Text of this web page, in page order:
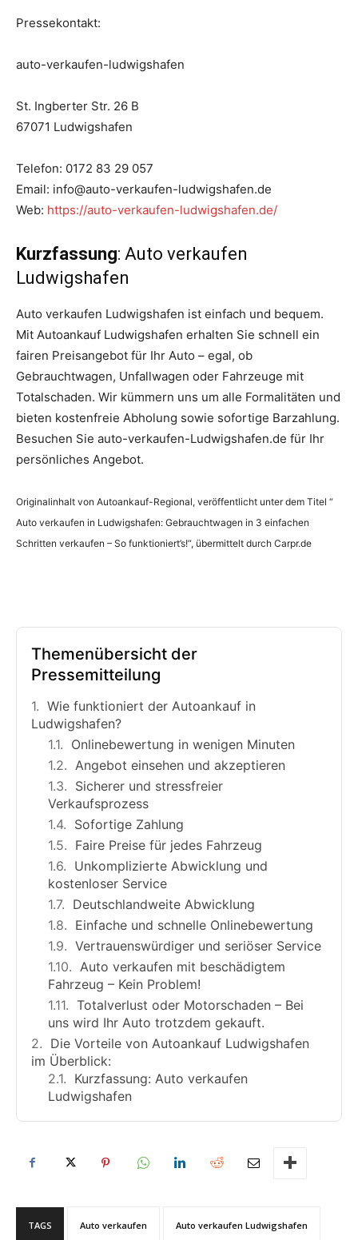
Pressekontakt:
auto-verkaufen-ludwigshafen
St. Ingberter Str. 26 B
67071 Ludwigshafen
Telefon: 0172 83 29 057
Email: info@auto-verkaufen-ludwigshafen.de
Web: https://auto-verkaufen-ludwigshafen.de/
Kurzfassung: Auto verkaufen
Ludwigshafen
Auto verkaufen Ludwigshafen ist einfach und bequem.
Mit Autoankauf Ludwigshafen erhalten Sie schnell ein
fairen Preisangebot für Ihr Auto – egal, ob
Gebrauchtwagen, Unfallwagen oder Fahrzeuge mit
Totalschaden. Wir kümmern uns um alle Formalitäten und
bieten kostenfreie Abholung sowie sofortige Barzahlung.
Besuchen Sie auto-verkaufen-Ludwigshafen.de für Ihr
persönliches Angebot.
Originalinhalt von Autoankauf-Regional, veröffentlicht unter dem Titel “
Auto verkaufen in Ludwigshafen: Gebrauchtwagen in 3 einfachen
Schritten verkaufen – So funktioniert’s!“, übermittelt durch Carpr.de
Themenübersicht der
Pressemitteilung
Wie funktioniert der Autoankauf in
Ludwigshafen?
Onlinebewertung in wenigen Minuten
Angebot einsehen und akzeptieren
Sicherer und stressfreier
Verkaufsprozess
Sofortige Zahlung
Faire Preise für jedes Fahrzeug
Unkomplizierte Abwicklung und
kostenloser Service
Deutschlandweite Abwicklung
Einfache und schnelle Onlinebewertung
Vertrauenswürdiger und seriöser Service
Auto verkaufen mit beschädigtem
Fahrzeug – Kein Problem!
Totalverlust oder Motorschaden – Bei
uns wird Ihr Auto trotzdem gekauft.
Die Vorteile von Autoankauf Ludwigshafen
im Überblick:
Kurzfassung: Auto verkaufen
Ludwigshafen
TAGS Auto verkaufen Auto verkaufen Ludwigshafen